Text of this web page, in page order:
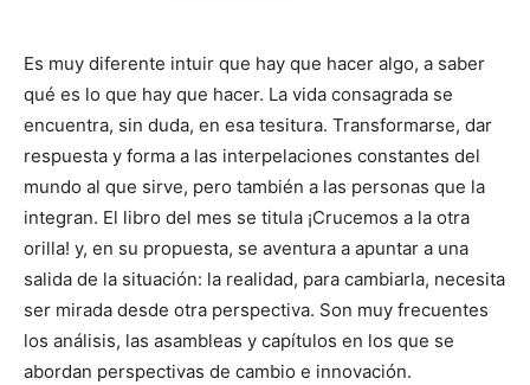
Es muy diferente intuir que hay que hacer algo, a saber
qué es lo que hay que hacer. La vida consagrada se
encuentra, sin duda, en esa tesitura. Transformarse, dar
respuesta y forma a las interpelaciones constantes del
mundo al que sirve, pero también a las personas que la
integran. El libro del mes se titula ¡Crucemos a la otra
orilla! y, en su propuesta, se aventura a apuntar a una
salida de la situación: la realidad, para cambiarla, necesita
ser mirada desde otra perspectiva. Son muy frecuentes
los análisis, las asambleas y capítulos en los que se
abordan perspectivas de cambio e innovación.